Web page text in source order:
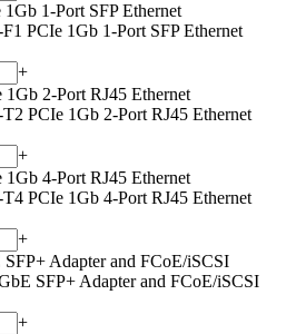
1-Port SFP Ethernet
PCIe 1Gb 1-Port SFP Ethernet
+
2-Port RJ45 Ethernet
PCIe 1Gb 2-Port RJ45 Ethernet
+
4-Port RJ45 Ethernet
PCIe 1Gb 4-Port RJ45 Ethernet
+
Adapter and FCoE/iSCSI
SFP+ Adapter and FCoE/iSCSI
+